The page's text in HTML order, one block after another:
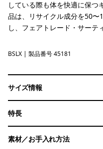
している際も体を快適に保つ
品は、リサイクル成分を50〜
し、フェアトレード・サーテ
Blue Sage - Light Blue Sage X-Dye
BSLX | 製品番号 45181
サイズ情報
特長
素材／お手入れ方法